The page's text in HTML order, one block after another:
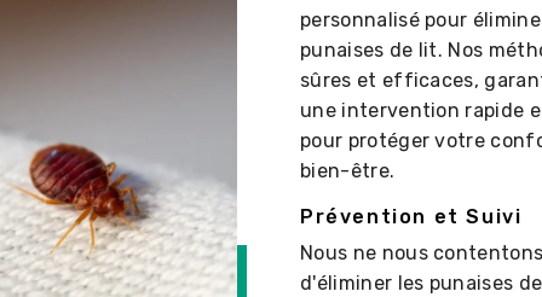
personnalisé pour
punaises de lit. Nos
sûres et efficaces,
une intervention rapide
pour protéger votre
bien-être.
Prévention et Suivi
Nous ne nous
d'éliminer les punaises